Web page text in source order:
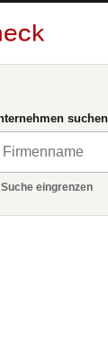
suchen
Suche eingrenzen